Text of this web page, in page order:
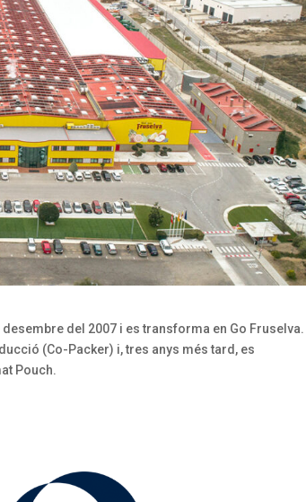
del 2007 i es transforma en Go Fruselva.
(Co-Packer) i, tres anys més tard, es
Pouch.